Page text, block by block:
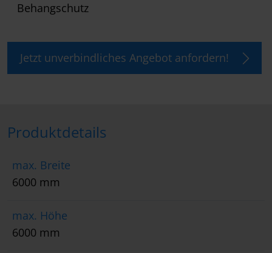
Behangschutz
Jetzt unverbindliches Angebot anfordern!
Produktdetails
max. Breite
6000 mm
max. Höhe
6000 mm